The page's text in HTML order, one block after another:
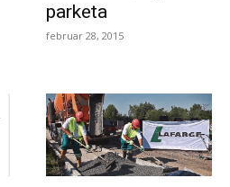
parketa
februar 28, 2015